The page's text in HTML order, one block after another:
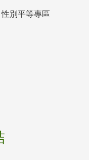
性別平等專區